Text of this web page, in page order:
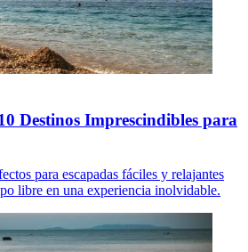
Destinos Imprescindibles para
para escapadas fáciles y relajantes
libre en una experiencia inolvidable.